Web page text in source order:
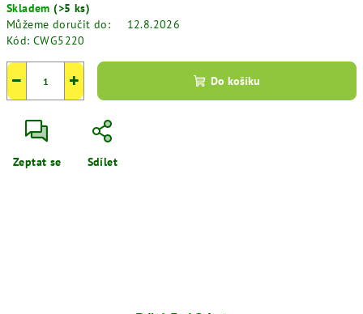
cena:
Skladem(>5 ks)
Můžeme doručit do:
12.8.2026
Kód: CWG5220
+
− Do košíku
Zeptat se Sdílet